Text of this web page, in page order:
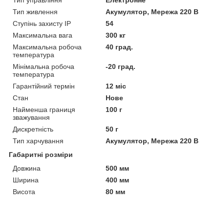
Тип живлення
Акумулятор, Мережа 220 В
Ступінь захисту IP
54
Максимальна вага
300 кг
Максимальна робоча
температура
40 град.
Мінімальна робоча
температура
-20 град.
Гарантійний термін
12 міс
Стан
Нове
Найменша границя
зважування
100 г
Дискретність
50 г
Тип харчування
Акумулятор, Мережа 220 В
Габаритні розміри
Довжина
500 мм
Ширина
400 мм
Висота
80 мм